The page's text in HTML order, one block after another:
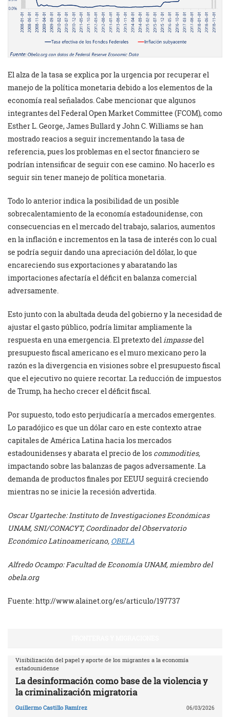
El alza de la tasa se explica por la urgencia por recuperar el
manejo de la política monetaria debido a los elementos de la
economía real señalados. Cabe mencionar que algunos
integrantes del Federal Open Market Committee (FCOM), como
Esther L. George, James Bullard y John C. Williams se han
mostrado reacios a seguir incrementando la tasa de
referencia, pues los problemas en el sector financiero se
podrían intensificar de seguir con ese camino. No hacerlo es
seguir sin tener manejo de política monetaria.
Todo lo anterior indica la posibilidad de un posible
sobrecalentamiento de la economía estadounidense, con
consecuencias en el mercado del trabajo, salarios, aumentos
en la inflación e incrementos en la tasa de interés con lo cual
se podría seguir dando una apreciación del dólar, lo que
encareciendo sus exportaciones y abaratando las
importaciones afectaría el déficit en balanza comercial
adversamente.
Esto junto con la abultada deuda del gobierno y la necesidad de
ajustar el gasto público, podría limitar ampliamente la
respuesta en una emergencia. El pretexto delimpassedel
presupuesto fiscal americano es el muro mexicano pero la
razón es la divergencia en visiones sobre el presupuesto fiscal
que el ejecutivo no quiere recortar. La reducción de impuestos
de Trump, ha hecho crecer el déficit fiscal.
Por supuesto, todo esto perjudicaría a mercados emergentes.
Lo paradójico es que un dólar caro en este contexto atrae
capitales de América Latina hacia los mercados
estadounidenses y abarata el precio de los commodities,
impactando sobre las balanzas de pagos adversamente. La
demanda de productos finales por EEUU seguirá creciendo
mientras no se inicie la recesión advertida.
Oscar Ugarteche: Instituto de Investigaciones Económicas
UNAM, SNI/CONACYT, Coordinador delObservatorio
Económico Latinoamericano, OBELA
Alfredo Ocampo: Facultad de Economía UNAM, miembro del
obela.org
Fuente: http://www.alainet.org/es/articulo/197737
Visibilización del papel y aporte de los migrantes a la economía
estadounidense
La desinformación como base de la violencia y
la criminalización migratoria
Guillermo Castillo Ramírez 06/03/2026